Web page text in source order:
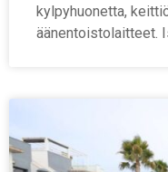
kylpyhuonetta,
äänentoistolaitteet.